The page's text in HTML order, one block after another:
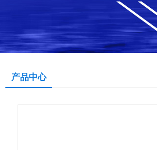
产品中心